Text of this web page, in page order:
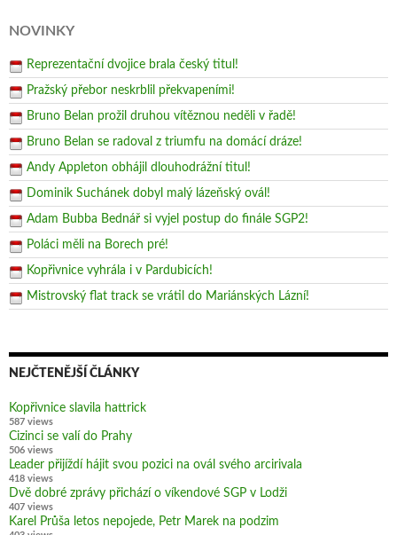
NOVINKY
Reprezentační dvojice brala český titul!
Pražský přebor neskrblil překvapeními!
Bruno Belan prožil druhou vítěznou neděli v řadě!
Bruno Belan se radoval z triumfu na domácí dráze!
Andy Appleton obhájil dlouhodrážní titul!
Dominik Suchánek dobyl malý lázeňský ovál!
Adam Bubba Bednář si vyjel postup do finále SGP2!
Poláci měli na Borech pré!
Kopřivnice vyhrála i v Pardubicích!
Mistrovský flat track se vrátil do Mariánských Lázní!
NEJČTENĚJŠÍ ČLÁNKY
Kopřivnice slavila hattrick
587 views
Cizinci se valí do Prahy
506 views
Leader přijíždí hájit svou pozici na ovál svého arcirivala
418 views
Dvě dobré zprávy přichází o víkendové SGP v Lodži
407 views
Karel Průša letos nepojede, Petr Marek na podzim